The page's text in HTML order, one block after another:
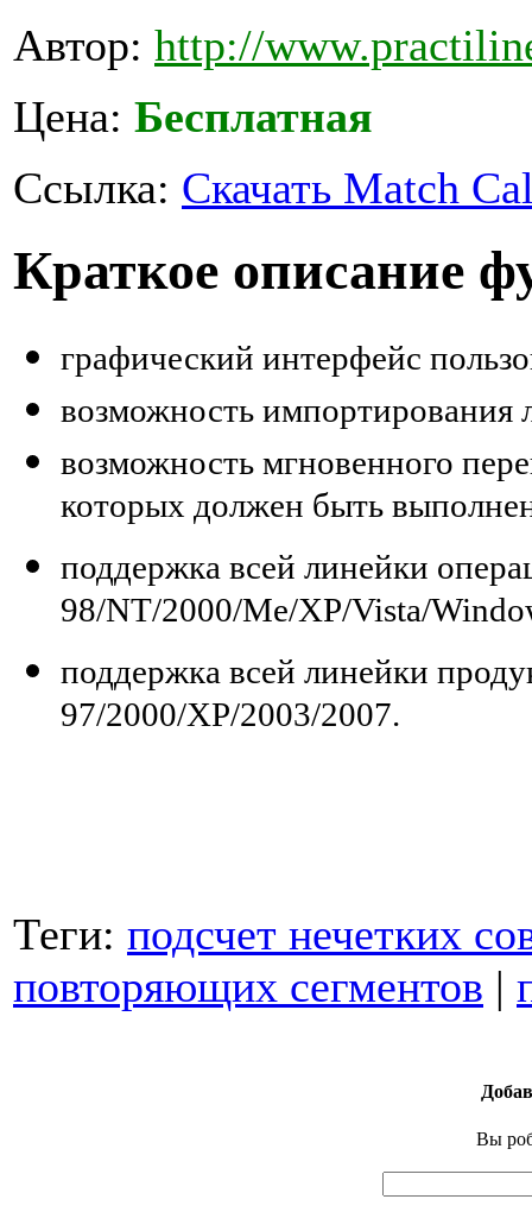
Автор: http://
Цена: Бесплатная
Ссылка: Скачать Match
Краткое описание
графический интерфейс
возможность импортирования
возможность мгновенного
которых должен быть
поддержка всей линейки
98/NT/2000/Me/XP/Vista/
поддержка всей линейки
97/2000/XP/2003/2007.
Теги: подсчет нечетких
повторяющих сегментов |
Вы